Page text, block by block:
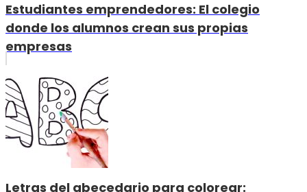
Estudiantes emprendedores: El colegio
donde los alumnos crean sus propias
empresas
Letras del abecedario para colorear: